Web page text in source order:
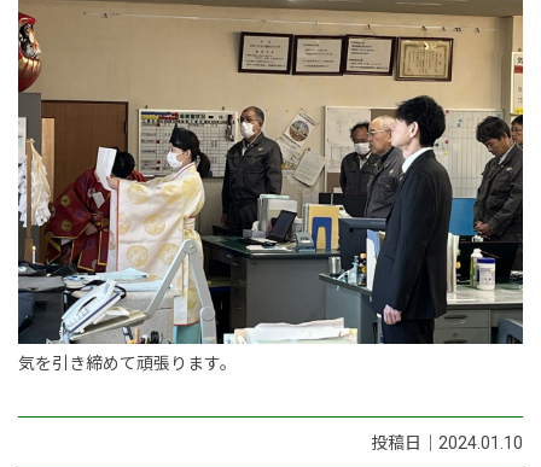
気を引き締めて頑張ります。
投稿日｜2024.01.10